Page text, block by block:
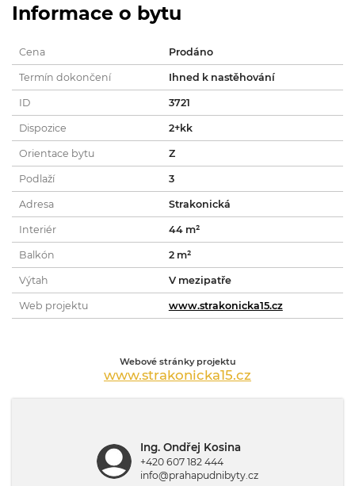
Informace o bytu
Cena Prodáno
Termín dokončení Ihned k nastěhování
ID 3721
Dispozice 2+kk
Orientace bytu Z
Podlaží 3
Adresa Strakonická
Interiér 44 m²
Balkón 2 m²
Výtah V mezipatře
Web projektu www.strakonicka15.cz
Webové stránky projektu
www.strakonicka15.cz
Ing. Ondřej Kosina
+420 607 182 444
info@prahapudnibyty.cz